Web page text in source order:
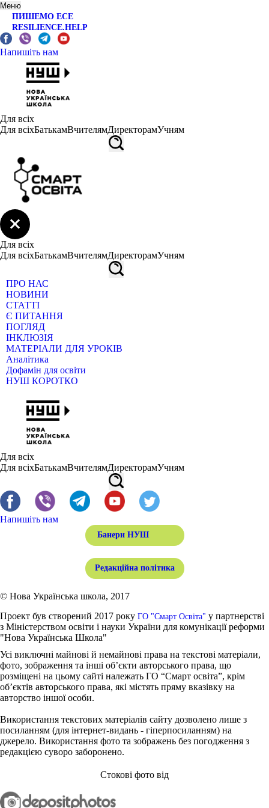
Меню
ПИШЕМО ЕСЕ
RESILIENCE.HELP
Напишіть нам
Для всіх
Для всіхБатькамВчителямДиректорамУчням
Для всіх
Для всіхБатькамВчителямДиректорамУчням
ПРО НАС
НОВИНИ
СТАТТІ
Є ПИТАННЯ
ПОГЛЯД
ІНКЛЮЗІЯ
МАТЕРІАЛИ ДЛЯ УРОКІВ
Аналітика
Дофамін для освіти
НУШ КОРОТКО
Для всіх
Для всіхБатькамВчителямДиректорамУчням
Напишіть нам
Банери НУШ
Редакційна політика
© Нова Українська школа, 2017
Проект був створений 2017 року ГО "Смарт Освіта" у партнерстві
з Міністерством освіти і науки України для комунікації реформи
"Нова Українська Школа"
Усі виключні майнові й немайнові права на текстові матеріали,
фото, зображення та інші об’єкти авторського права, що
розміщені на цьому сайті належать ГО “Смарт освіта”, крім
об’єктів авторського права, які містять пряму вказівку на
авторство іншої особи.
Використання текстових матеріалів сайту дозволено лише з
посиланням (для інтернет-видань - гіперпосиланням) на
джерело. Використання фото та зображень без погодження з
редакцією суворо заборонено.
Стокові фото від